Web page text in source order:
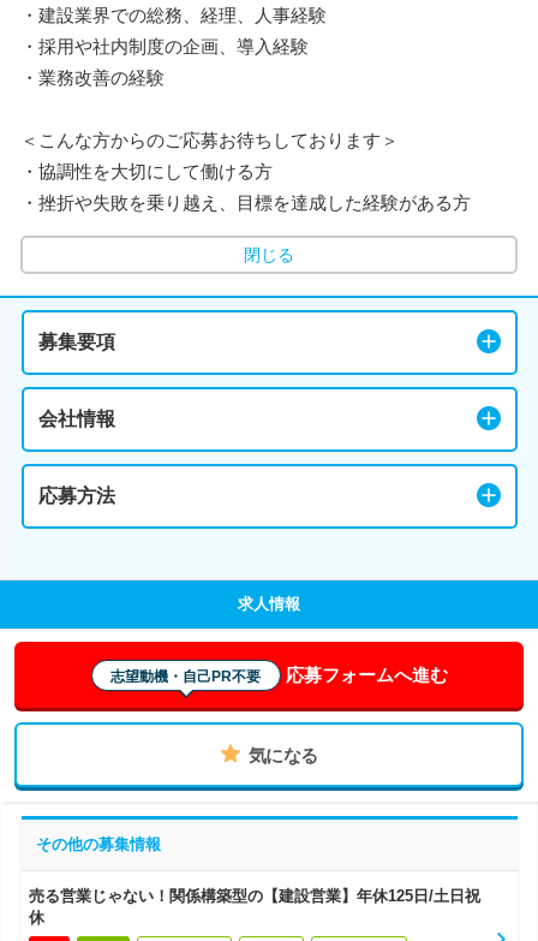
・建設業界での総務、経理、人事経験
・採用や社内制度の企画、導入経験
・業務改善の経験
＜こんな方からのご応募お待ちしております＞
・協調性を大切にして働ける方
・挫折や失敗を乗り越え、目標を達成した経験がある方
閉じる
募集要項
会社情報
応募方法
求人情報
志望動機・自己PR不要 応募フォームへ進む
気になる
その他の募集情報
売る営業じゃない！関係構築型の【建設営業】年休125日/土日祝
休